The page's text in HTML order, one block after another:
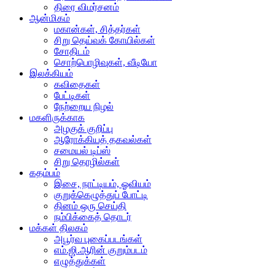
திரை விமர்சனம்
ஆன்மிகம்
மகான்கள், சித்தர்கள்
சிறு தெய்வக் கோயில்கள்
சோதிடம்
சொற்பொழிவுகள், வீடியோ
இலக்கியம்
கவிதைகள்
பேட்டிகள்
நேற்றைய நிழல்
மகளிருக்காக
அழகுக் குறிப்பு
ஆரோக்கியத் தகவல்கள்
சமையல் டிப்ஸ்
சிறு தொழில்கள்
கதம்பம்
இசை, நாட்டியம், ஓவியம்
குறுக்கெழுத்துப் போட்டி
தினம் ஒரு செய்தி
நம்பிக்கைத் தொடர்
மக்கள் திலகம்
அபூர்வ புகைப்படங்கள்
எம்.ஜி.ஆரின் குறும்படம்
எழுத்துக்கள்